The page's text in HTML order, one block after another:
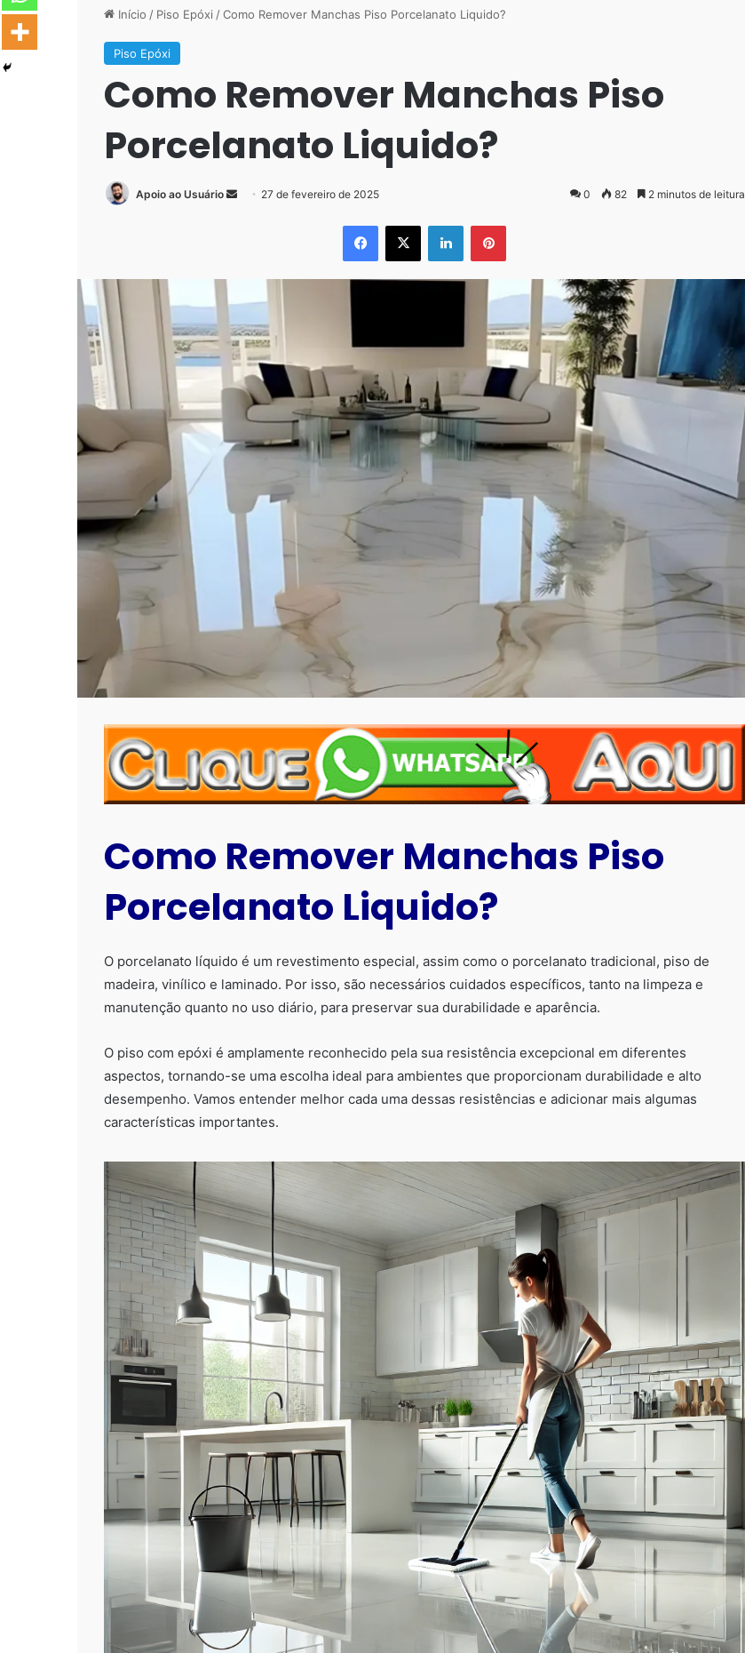
Início / Piso Epóxi /Como Remover Manchas Piso Porcelanato Liquido?
Piso Epóxi
Como Remover Manchas Piso
Porcelanato Liquido?
Apoio ao Usuário
Mande27 de fevereiro de 2025 0 82 2 minutos de leitura
Facebook
X LinkedinPinterest
Como Remover Manchas Piso
Porcelanato Liquido?
O porcelanato líquido é um revestimento especial, assim como o porcelanato tradicional, piso de
madeira, vinílico e laminado. Por isso, são necessários cuidados específicos, tanto na limpeza e
manutenção quanto no uso diário, para preservar sua durabilidade e aparência.
O piso com epóxi é amplamente reconhecido pela sua resistência excepcional em diferentes
aspectos, tornando-se uma escolha ideal para ambientes que proporcionam durabilidade e alto
desempenho. Vamos entender melhor cada uma dessas resistências e adicionar mais algumas
características importantes.